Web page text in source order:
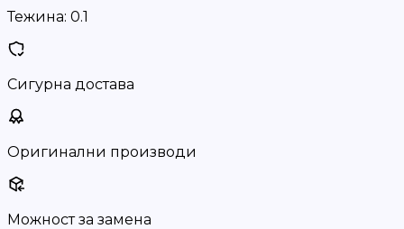
Тежина: 0.1
Сигурна достава
Оригинални производи
Можност за замена